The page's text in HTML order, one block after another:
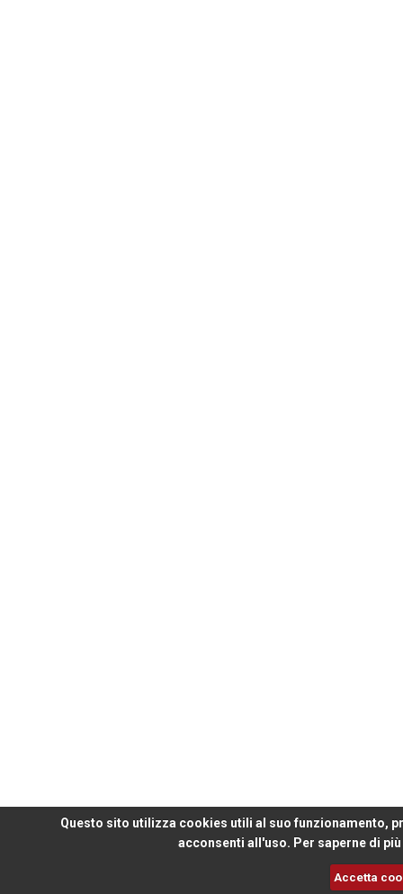
Questo sito utilizza cookies utili al suo funzionamento,
acconsenti all'uso. Per saperne di
Accetta